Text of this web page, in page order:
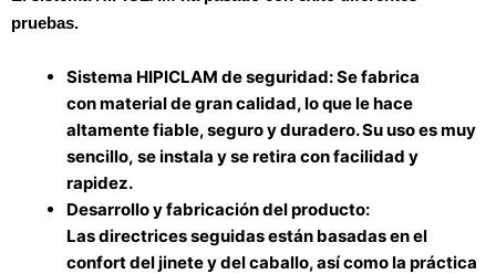
pruebas.
Sistema HIPICLAM de seguridad: Se fabrica
conmaterial de gran calidad, lo que le hace
altamentefiable, seguro y duradero. Su uso es muy
sencillo, se instala y se retira con facilidad y
rapidez.
Desarrollo y fabricación del producto:
Lasdirectricesseguidas están basadas en el
confort del jinete y del caballo, así como la práctica